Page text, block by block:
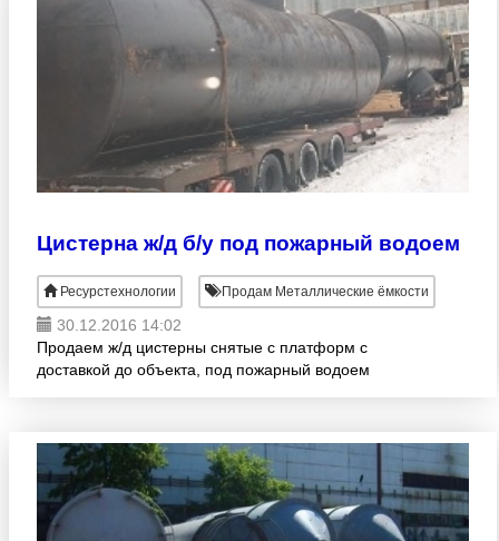
Цистерна ж/д б/у под пожарный водоем
Ресурстехнологии Продам Металлические ёмкости
30.12.2016 14:02
Продаем ж/д цистерны снятые с платформ с
доставкой до объекта, под пожарный водоем